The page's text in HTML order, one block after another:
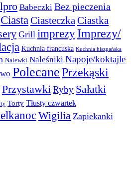
Babeczki Bez pieczenia
Ciasta CiasteczkaCiastka
Grill imprezy Imprezy/
Kuchnia francuska Kuchnia hiszpańska
Nalewki Naleśniki Napoje/koktajle
PolecanePrzekąski
PrzystawkiRyby Sałatki
Torty Tłusty czwartek
Wigilia Zapiekanki